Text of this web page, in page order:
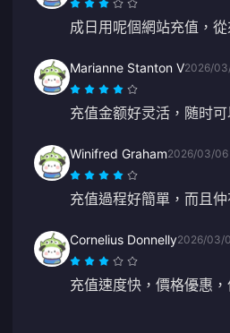
成日用呢個網站充值，
Marianne Stanton V2026/
充值金额好灵活，随时
Winifred Graham2026/03/06
充值過程好簡單，而且
Cornelius Donnelly2026/03/
充值速度快，價格優惠